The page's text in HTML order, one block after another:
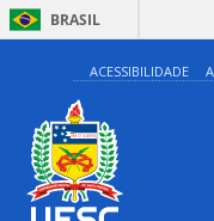
BRASIL
ACESSIBILIDADE